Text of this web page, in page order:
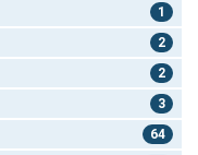
1
2
2
3
64